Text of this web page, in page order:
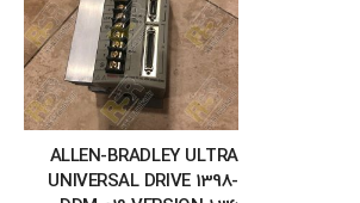
ALLEN-BRADLEY ULTRA
UNIVERSAL DRIVE 1398-